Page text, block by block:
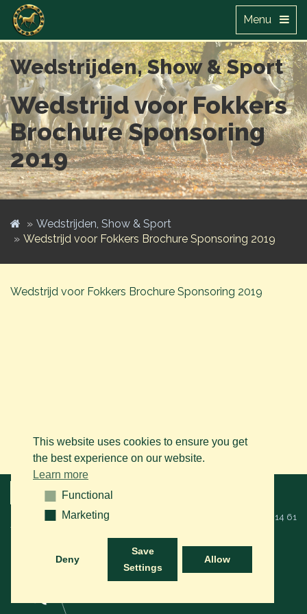
Menu
Wedstrijden, Show & Sport
Wedstrijd voor Fokkers
Brochure Sponsoring
2019
Wedstrijden, Show & Sport
Wedstrijd voor Fokkers Brochure Sponsoring 2019
Wedstrijd voor Fokkers Brochure Sponsoring 2019
Menu
© 2026 BAPS vzw. Alle rechten voorbehouden. Bel ons op
+32 (0)14 61
76 09
This website uses cookies to ensure you get
the best experience on our website.
Learn more
Functional
Functional
MarketingMarketing
Deny
Save
Settings
Allow